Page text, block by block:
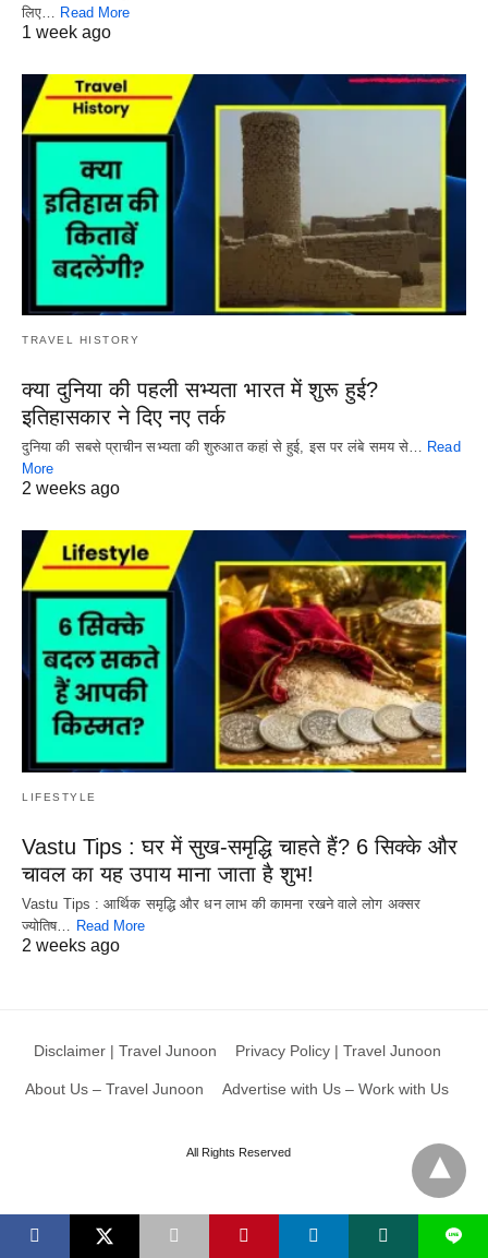
लिए… Read More
1 week ago
TRAVEL HISTORY
क्या दुनिया की पहली सभ्यता भारत में शुरू हुई?
इतिहासकार ने दिए नए तर्क
दुनिया की सबसे प्राचीन सभ्यता की शुरुआत कहां से हुई, इस पर लंबे समय से… Read
More
2 weeks ago
LIFESTYLE
Vastu Tips : घर में सुख-समृद्धि चाहते हैं? 6 सिक्के और
चावल का यह उपाय माना जाता है शुभ!
Vastu Tips : आर्थिक समृद्धि और धन लाभ की कामना रखने वाले लोग अक्सर
ज्योतिष…
Read More
2 weeks ago
Disclaimer | Travel Junoon Privacy Policy | Travel Junoon
About Us – Travel Junoon Advertise with Us – Work with Us
All Rights Reserved
L